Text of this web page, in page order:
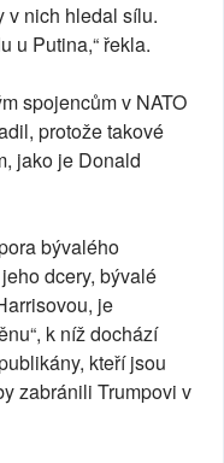
v nich hledal sílu.
u Putina,“ řekla.
spojencům v NATO
protože takové
jako je Donald
bývalého
dcery, bývalé
je
k níž dochází
kteří jsou
zabránili Trumpovi v